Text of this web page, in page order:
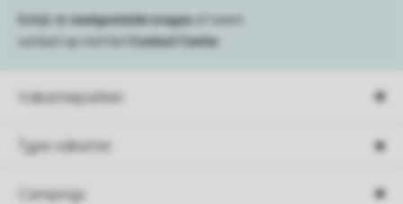
Vakantieparken
Type vakantie
Campings
Bekijk de veelgestelde vragen
of neem
contact op met het
Contact Center